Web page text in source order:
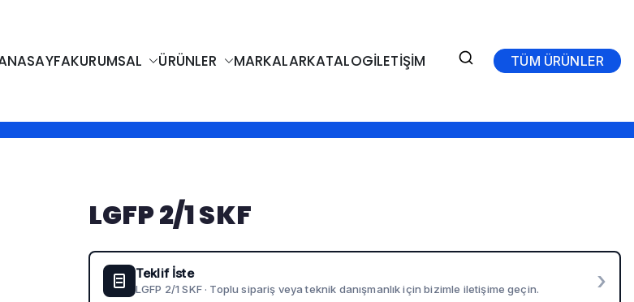
Elemanları, Bantlar
KURUMSAL ÜRÜNLER MARKALARKATALOGİLETİŞİM TÜM ÜRÜNLER
LGFP 2/1 SKF
Teklif İste
LGFP 2/1 SKF · Toplu sipariş veya teknik danışmanlık için bizimle iletişime geçin. ›